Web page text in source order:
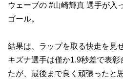
ウェーブの #山崎輝真 選手が入
ゴール。
結果は、ラップを取る快走を見
キズナ選手は僅か1.9秒差で表
たが、最後まで良く頑張ったと